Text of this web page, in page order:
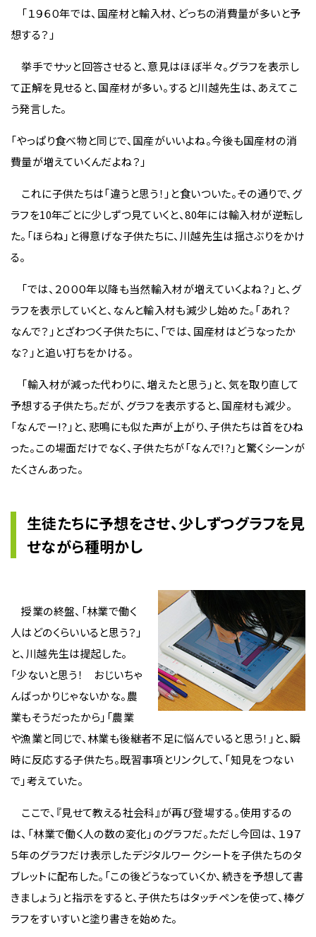
「１９６０年では、国産材と輸入材、どっちの消費量が多いと予
想する？」
挙手でサッと回答させると、意見はほぼ半々。グラフを表示し
て正解を見せると、国産材が多い。すると川越先生は、あえてこ
う発言した。
「やっぱり食べ物と同じで、国産がいいよね。今後も国産材の消
費量が増えていくんだよね？」
これに子供たちは「違うと思う！」と食いついた。その通りで、グ
ラフを10年ごとに少しずつ見ていくと、80年には輸入材が逆転し
た。「ほらね」と得意げな子供たちに、川越先生は揺さぶりをかけ
る。
「では、２０００年以降も当然輸入材が増えていくよね？」と、グ
ラフを表示していくと、なんと輸入材も減少し始めた。「あれ？
なんで？」とざわつく子供たちに、「では、国産材はどうなったか
な？」と追い打ちをかける。
「輸入材が減った代わりに、増えたと思う」と、気を取り直して
予想する子供たち。だが、グラフを表示すると、国産材も減少。
「なんでー!?」と、悲鳴にも似た声が上がり、子供たちは首をひね
った。この場面だけでなく、子供たちが「なんで!?」と驚くシーンが
たくさんあった。
生徒たちに予想をさせ、少しずつグラフを見
せながら種明かし
授業の終盤、「林業で働く
人はどのくらいいると思う？」
と、川越先生は提起した。
「少ないと思う！ おじいちゃ
んばっかりじゃないかな。農
業もそうだったから」「農業
や漁業と同じで、林業も後継者不足に悩んでいると思う！」と、瞬
時に反応する子供たち。既習事項とリンクして、「知見をつない
で」考えていた。
ここで、『見せて教える社会科』が再び登場する。使用するの
は、「林業で働く人の数の変化」のグラフだ。ただし今回は、１９７
５年のグラフだけ表示したデジタルワークシートを子供たちのタ
ブレットに配布した。「この後どうなっていくか、続きを予想して書
きましょう」と指示をすると、子供たちはタッチペンを使って、棒グ
ラフをすいすいと塗り書きを始めた。